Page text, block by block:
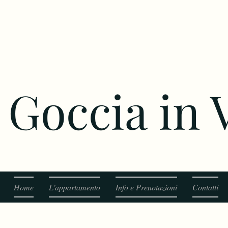
Goccia in
Home L'appartamento Info e Prenotazioni Contatti